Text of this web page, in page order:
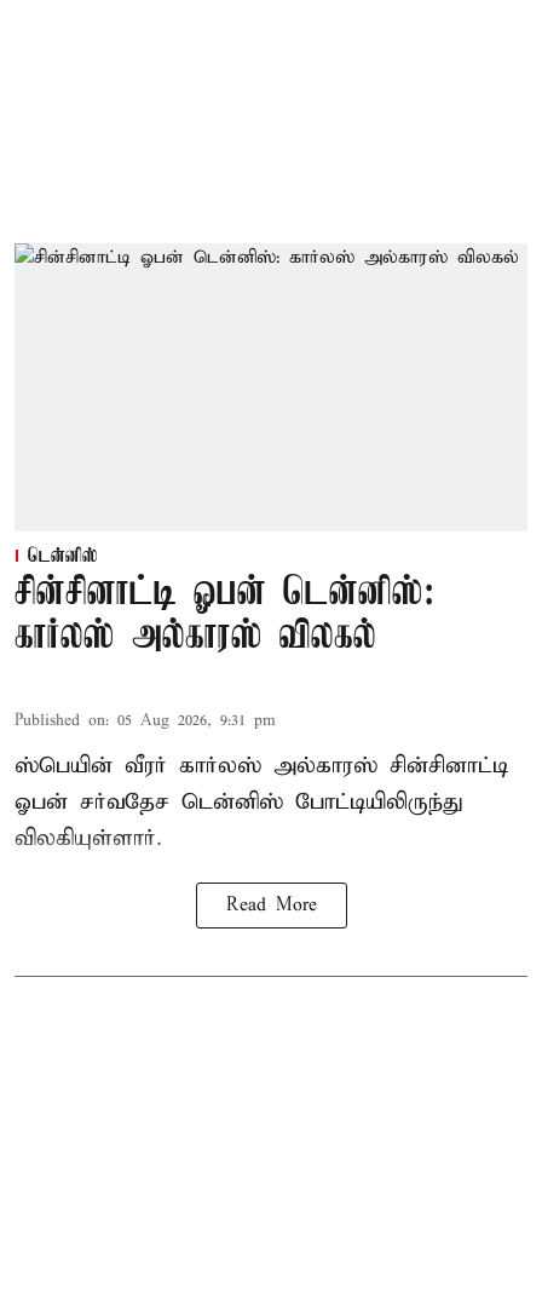
டென்னிஸ்
சின்சினாட்டி ஓபன் டென்னிஸ்:
கார்லஸ் அல்காரஸ் விலகல்
Published on: 05 Aug 2026, 9:31 pm
ஸ்பெயின் வீரர் கார்லஸ் அல்காரஸ் சின்சினாட்டி
ஓபன் சர்வதேச டென்னிஸ் போட்டியிலிருந்து
விலகியுள்ளார்.
Read More